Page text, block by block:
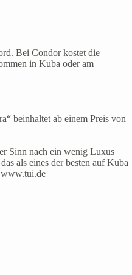
Bei Condor kostet die
in Kuba oder am
beinhaltet ab einem Preis von
Sinn nach ein wenig Luxus
als eines der besten auf Kuba
www.tui.de